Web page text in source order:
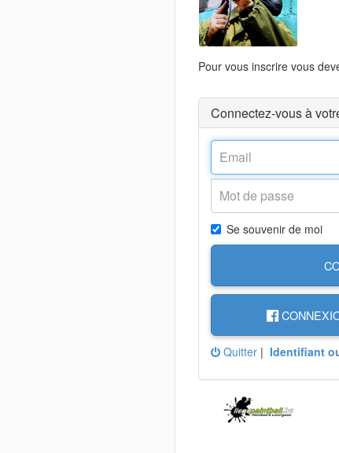
Pour vous inscrire vous
Connectez-vous à
Se souvenir de moi
Quitter | Identifiant